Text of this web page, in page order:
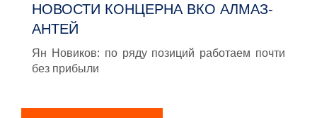
НОВОСТИ КОНЦЕРНА ВКО АЛМАЗ-
АНТЕЙ
Ян Новиков: по ряду позиций работаем почти
без прибыли